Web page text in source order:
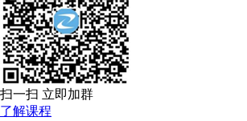
扫一扫 立即加群
了解课程